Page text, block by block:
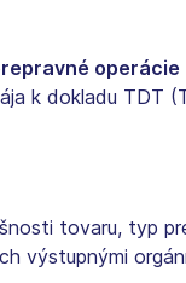
operácie
k dokladu TDT
tovaru, typ
výstupnými